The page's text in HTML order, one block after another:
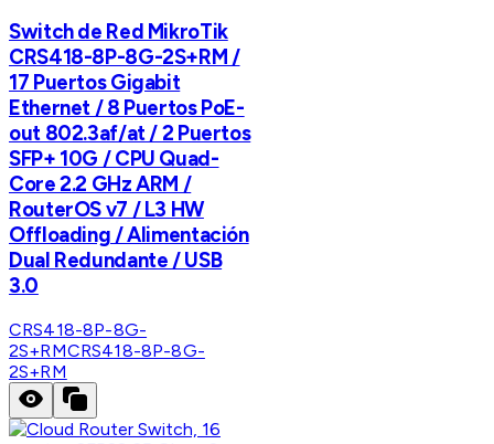
Switch de Red MikroTik
CRS418-8P-8G-2S+RM /
17 Puertos Gigabit
Ethernet / 8 Puertos PoE-
out 802.3af/at / 2 Puertos
SFP+ 10G / CPU Quad-
Core 2.2 GHz ARM /
RouterOS v7 / L3 HW
Offloading / Alimentación
Dual Redundante / USB
3.0
CRS418-8P-8G-
2S+RMCRS418-8P-8G-
2S+RM